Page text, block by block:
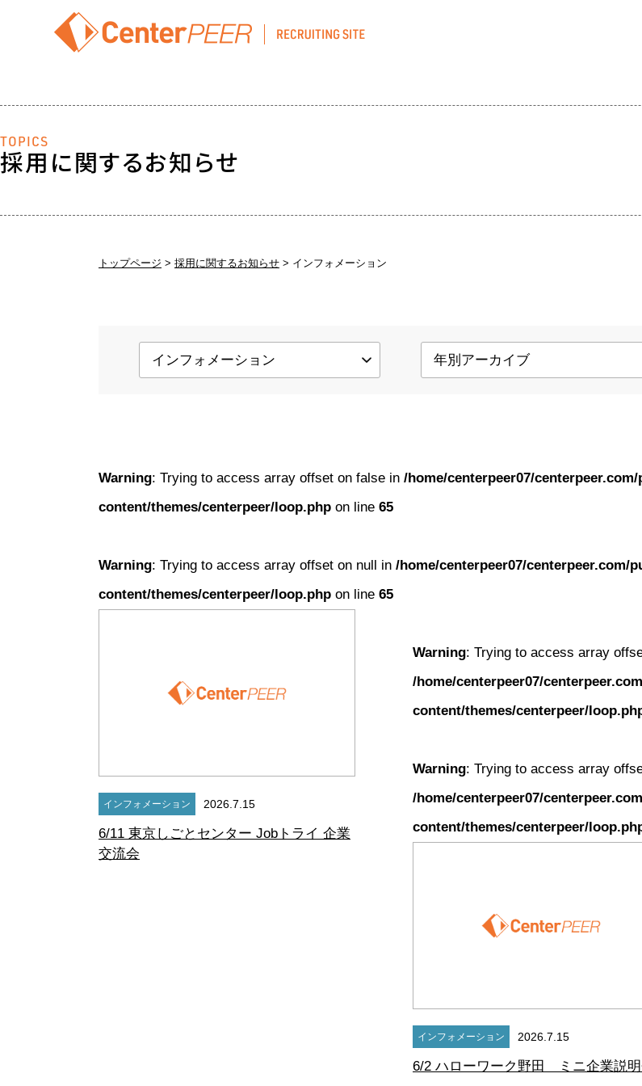
TOPICS
採用に関するお知らせ
トップページ 採用に関するお知らせ インフォメーション
Warning: Trying to access array offset on false in /home/centerpeer07/
content/themes/centerpeer/loop.php on line 65
Warning: Trying to access array offset on null in /home/centerpeer07/centerpeer.com/
content/themes/centerpeer/loop.php on line 65
インフォメーション 2026.7.15
6/11 東京しごとセンター Jobトライ 企業
交流会
Warning: Trying to access array
/home/centerpeer07/
content/themes/centerpeer/
Warning: Trying to access array
/home/centerpeer07/
content/themes/centerpeer/
インフォメーション 2026.7.15
6/2 ハローワーク野田 ミニ企業説